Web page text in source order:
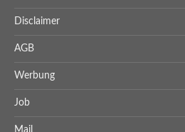
Disclaimer
AGB
Werbung
Job
Mail